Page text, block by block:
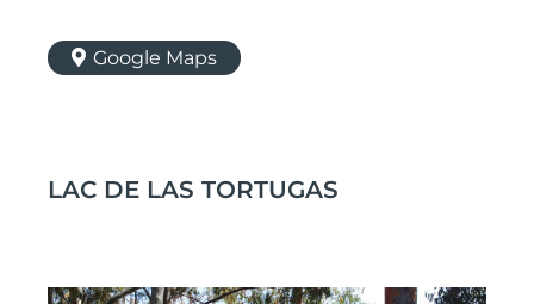
Google Maps
LAC DE LAS TORTUGAS